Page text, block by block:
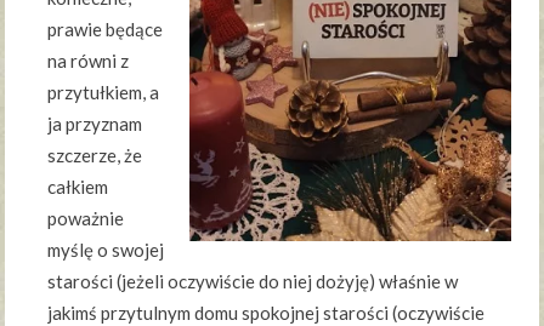
prawie będące
na równi z
przytułkiem, a
ja przyznam
szczerze, że
całkiem
poważnie
myślę o swojej
starości (jeżeli oczywiście do niej dożyję) właśnie w
jakimś przytulnym domu spokojnej starości (oczywiście